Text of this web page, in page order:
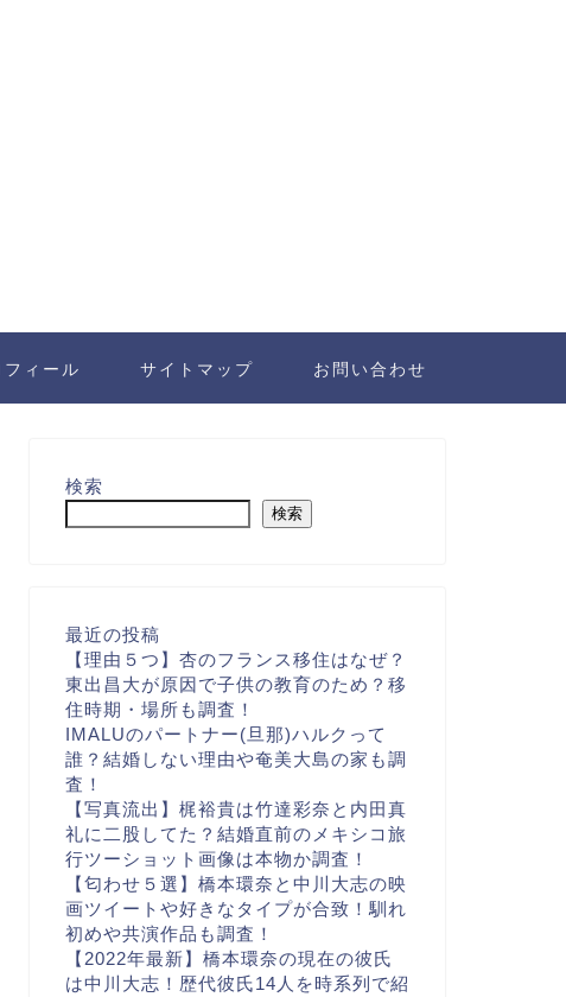
フィール サイトマップ お問い合わせ
検索
検索
最近の投稿
【理由５つ】杏のフランス移住はなぜ？
東出昌大が原因で子供の教育のため？移
住時期・場所も調査！
IMALUのパートナー(旦那)ハルクって
誰？結婚しない理由や奄美大島の家も調
査！
【写真流出】梶裕貴は竹達彩奈と内田真
礼に二股してた？結婚直前のメキシコ旅
行ツーショット画像は本物か調査！
【匂わせ５選】橋本環奈と中川大志の映
画ツイートや好きなタイプが合致！馴れ
初めや共演作品も調査！
【2022年最新】橋本環奈の現在の彼氏
は中川大志！歴代彼氏14人を時系列で紹